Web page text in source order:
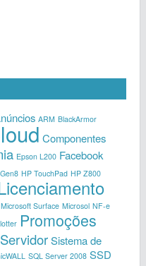
ARM BlackArmor
Componentes
Epson L200 Facebook
HP TouchPad HP Z800
Microsoft Surface Microsol NF-e
Promoções
Servidor Sistema de
SQL Server 2008 SSD